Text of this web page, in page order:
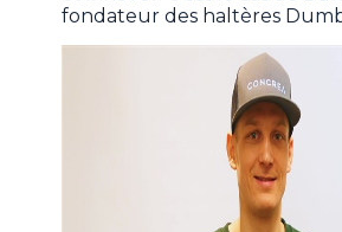
fondateur des haltères